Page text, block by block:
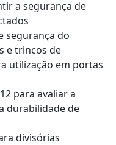
a segurança de
segurança do
e trincos de
utilização em portas
para avaliar a
durabilidade de
divisórias